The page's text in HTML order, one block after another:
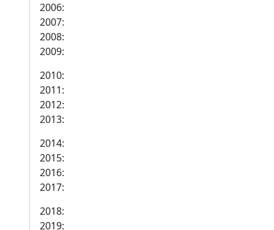
2006:
2007:
2008:
2009:
2010:
2011:
2012:
2013:
2014:
2015:
2016:
2017:
2018:
2019: